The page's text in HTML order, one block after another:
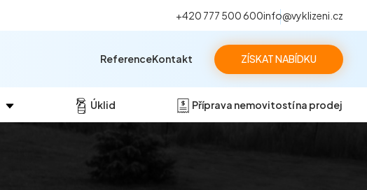
+420 777 500 600info@vyklizeni.cz
ZÍSKAT NABÍDKU
Úklid Příprava nemovitostí na prodej
ReferenceKontakt